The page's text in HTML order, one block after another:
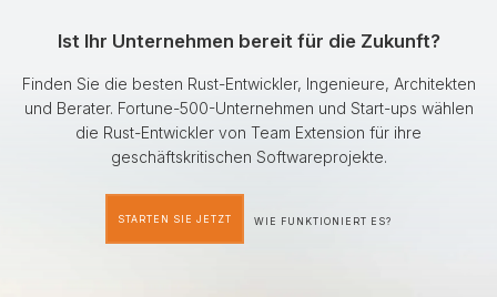
Ist Ihr Unternehmen bereit für die Zukunft?
Finden Sie die besten Rust-Entwickler, Ingenieure, Architekten
und Berater. Fortune-500-Unternehmen und Start-ups wählen
die Rust-Entwickler von Team Extension für ihre
geschäftskritischen Softwareprojekte.
STARTEN SIE JETZT WIE FUNKTIONIERT ES?